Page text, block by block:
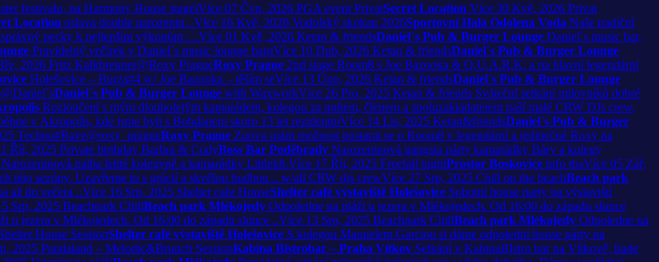
festivalu, na Harmony House stageiVíce 07 Čvn, 2026 PGA event PrivatSecret Location Více 30 Kvě, 2026 Privat
Location oslava double narozenin ..Více 16 Kvě, 2026 Vodolský skokan 2026Sportovní Hala Odolena Voda Naše tradiční
pecky k nejlepším výkonům …Více 01 Kvě, 2026 Ketan & friendsDaniel´s Pub & Burger Lounge Daniel´s music bar,
Pravidelný večírek v Daniel´s music lounge baruVíce 10 Dub, 2026 Ketan & friendsDaniel´s Pub & Burger Lounge
2026 Fritz Kalkbrenner@Roxy PragueRoxy Prague 2nd stage Room8 s Joe Bazooka & Q.U.A.R.K. a na hlavní legendární
Holešovice – Burza#4 w/ Joe Bazooka – těším seVíce 13 Úno, 2026 Ketan & friendsDaniel´s Pub & Burger Lounge
Daniel´s Pub & Burger Lounge with WaxworkVíce 26 Pro, 2025 Ketan & friends Sváteční setkání milovníků dobré
Rozloučení s mým dlouholetým kamarádem, kolegou za pultem, členem a spoluzakladatelem naší malé CRW DJs crew,
v Akropolis, kde jsme byli s Bohdanem skoro 13 let rezidentniVíce 14 Lis, 2025 Ketan&friendsDaniel´s Pub & Burger
Techno#Rave@roxy_pragueRoxy Prague Znovu mám možnost postarat se o Room8 v legendární a jedinečné Roxy na
Říj, 2025 Private birthday Barbra & CodyBoss Bar Poděbrady Narozeninová gangsta párty kamarádky Báry a kolegy
Narozeninová palba letité kolegyně a kamarádky Littlek8.Více 17 Říj, 2025 Freefall nightProstor Boskovice info tbaVíce 05 Zář,
této sezóny. Uzavřeme to s grácií a skvělou hudbou .. w/all CRW djs crewVíce 27 Srp, 2025 Chill on the beachBeach park
až do večera ..Více 16 Srp, 2025 Shelter cafe HouseShelter café výstaviště Holešovice Sobotní house party na výstaviští
Srp, 2025 Beachpark ChillBeach park Mlékojedy Odpoledne na pláži u jezera v Mlékojedech. Od 16:00 do západu slunce
u jezera v Mlékojedech. Od 16:00 do západu slunce ..Více 13 Srp, 2025 Beachpark ChillBeach park Mlékojedy Odpoledne na
House SessionShelter café výstaviště Holešovice S kolegou Manuelem Garciou si dáme odpolední house párty na
2025 Pandaland – Melodic&Brunch SessionKabina Bistrobar – Praha Vítkov Setkání v KabinaBIstro bar na Vítkově, bude